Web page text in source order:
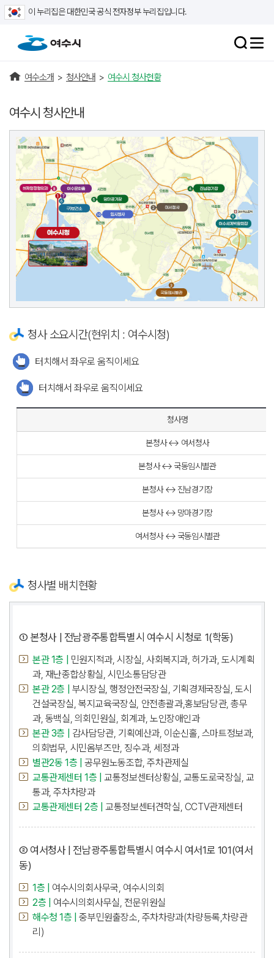
이 누리집은 대한민국 공식 전자정부 누리집입니다.
여수소개 > 청사안내 > 여수시 청사현황
여수시 청사안내
청사 소요시간(현위치 : 여수시청)
터치해서 좌우로 움직이세요
터치해서 좌우로 움직이세요
청사명
본청사 ↔ 여서청사
본청사 ↔ 국동임시별관
본청사 ↔ 진남경기장
본청사 ↔ 망마경기장
여서청사 ↔ 국동임시별관
청사별 배치현황
① 본청사 | 전남광주통합특별시 여수시 시청로 1(학동)
본관 1층 |
민원지적과, 시장실, 사회복지과, 허가과, 도시계획
과, 재난종합상황실, 시민소통담당관
본관 2층 |
부시장실, 행정안전국장실, 기획경제국장실, 도시
건설국장실, 복지교육국장실, 안전총괄과,홍보담당관, 총무
과, 동백실, 의회민원실, 회계과, 노인장애인과
본관 3층 |
감사담당관, 기획예산과, 이순신홀, 스마트정보과,
의회법무, 시민옴부즈만, 징수과, 세정과
별관2동 1층 |
공무원노동조합, 주차관제실
교통관제센터 1층 |
교통정보센터상황실, 교통도로국장실, 교
통과, 주차차량과
교통관제센터 2층 |
교통정보센터견학실, CCTV관제센터
② 여서청사 | 전남광주통합특별시 여수시 여서1로 101(여서
동)
1층 |
여수시의회사무국, 여수시의회
2층 |
여수시의회사무실, 전문위원실
해수청 1층 |
중부민원출장소, 주차차량과(차량등록,차량관
리)